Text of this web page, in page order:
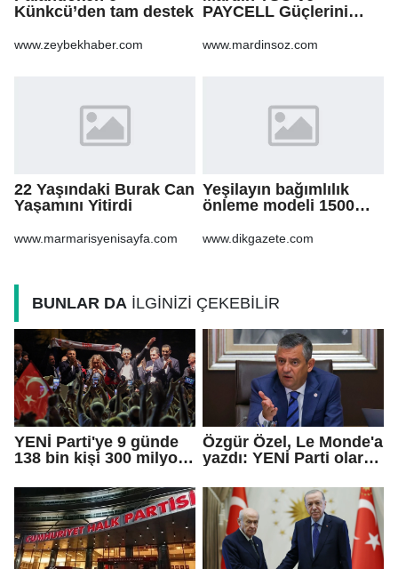
Künkcü’den tam destek
www.zeybekhaber.com
PAYCELL Güçlerini
www.mardinsoz.com
22 Yaşındaki Burak Can
Yaşamını Yitirdi
www.marmarisyenisayfa.com
Yeşilayın bağımlılık
önleme modeli 1500
hayatına dokundu
www.dikgazete.com
BUNLAR DA İLGİNİZİ ÇEKEBİLİR
YENİ Parti'ye 9 günde
138 bin kişi 300 milyon
Özgür Özel, Le Monde'a
yazdı: YENİ Parti olarak
öneriyoruz